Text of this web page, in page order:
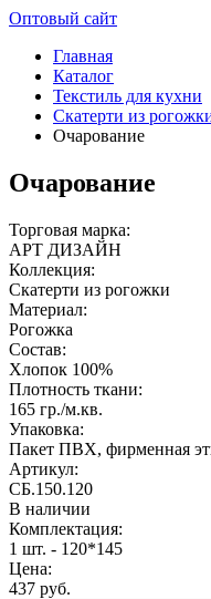
Оптовый сайт
Главная
Каталог
Текстиль для кухни
Скатерти из
Очарование
Очарование
Торговая марка:
АРТ ДИЗАЙН
Коллекция:
Скатерти из рогожки
Материал:
Рогожка
Состав:
Хлопок 100%
Плотность ткани:
165 гр./м.кв.
Упаковка:
Пакет ПВХ, фирменная
Артикул:
СБ.150.120
В наличии
Комплектация:
1 шт. - 120*145
Цена:
437 руб.